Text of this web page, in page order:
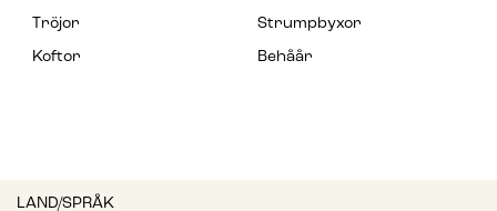
Tröjor
Strumpbyxor
Koftor
Behåår
LAND/SPRÅK